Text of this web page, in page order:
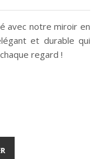
avec notre miroir en
et durable qui
regard !